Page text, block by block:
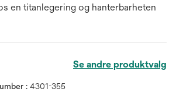
en titanlegering og hanterbarheten
Se andre produktvalg
: 4301-355